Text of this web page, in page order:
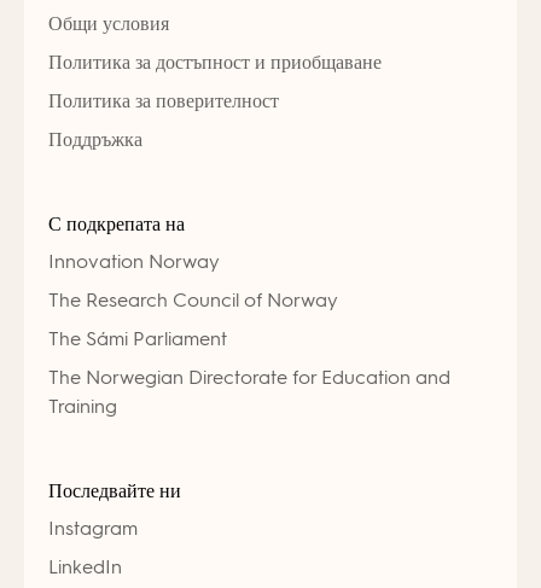
Общи условия
Политика за достъпност и приобщаване
Политика за поверителност
Поддръжка
С подкрепата на
Innovation Norway
The Research Council of Norway
The Sámi Parliament
The Norwegian Directorate for Education and
Training
Последвайте ни
Instagram
LinkedIn